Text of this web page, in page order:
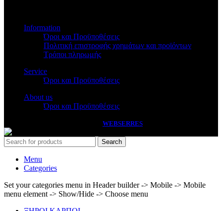
Information
Όροι και Προϋποθέσεις
Πολιτική επιστροφής χρημάτων και προϊόντων
Τρόποι πληρωμής
Service
Όροι και Προϋποθέσεις
About us
Όροι και Προϋποθέσεις
WEBSERRES
Search
Menu
Categories
Set your categories menu in Header builder -> Mobile -> Mobile
menu element -> Show/Hide -> Choose menu